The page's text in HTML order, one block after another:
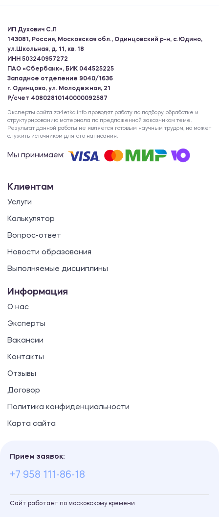
ИП Духович С.Л
143081, Россия, Московская обл., Одинцовский р-н, с.Юдино,
ул.Школьная, д. 11, кв. 18
ИНН 503240957272
ПАО «Сбербанк», БИК 044525225
Западное отделение 9040/1636
г. Одинцово, ул. Молодежная, 21
Р/счет 40802810140000092587
Эксперты сайта za4etka.info проводят работу по подбору, обработке и
структурированию материала по предложенной заказчиком теме.
Результат данной работы не является готовым научным трудом, но может
служить источником для его написания.
Мы принимаем:
Клиентам
Услуги
Калькулятор
Вопрос-ответ
Новости образования
Выполняемые дисциплины
Информация
О нас
Эксперты
Вакансии
Контакты
Отзывы
Договор
Политика конфиденциальности
Карта сайта
Прием заявок:
+7 958 111-86-18
Сайт работает по московскому времени